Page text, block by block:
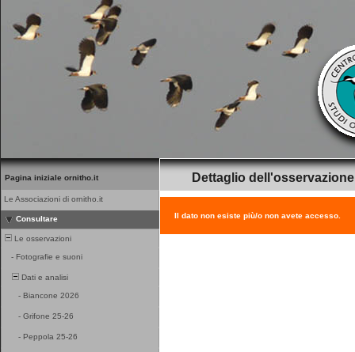
Pagina iniziale ornitho.it
Le Associazioni di ornitho.it
Consultare
Le osservazioni
- Fotografie e suoni
Dati e analisi
- Biancone 2026
- Grifone 25-26
- Peppola 25-26
Dettaglio dell'osservazione
Il dato non esiste più/o non avete accesso.